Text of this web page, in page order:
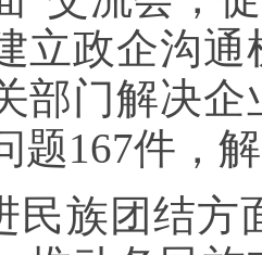
立政企沟
部门解决
题167件，
民族团结方